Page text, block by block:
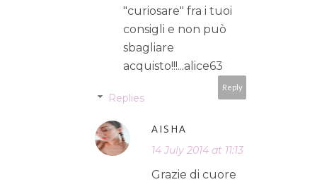
"curiosare" fra i tuoi
consigli e non può
sbagliare
acquisto!!!...alice63
Reply
Replies
AISHA
14 July 2014 at 11:13
Grazie di cuore